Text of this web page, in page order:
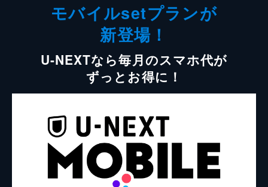
モバイルsetプランが
新登場！
U-NEXTなら毎月のスマホ代が
ずっとお得に！